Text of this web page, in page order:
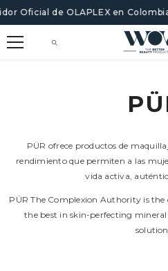
SALTAR AL CONTENIDO
Oficial de OLAPLEX en
PÜR ofrece productos de
rendimiento que permiten a las
vida activa,
PÜR The Complexion Authority is
the best in skin-perfecting